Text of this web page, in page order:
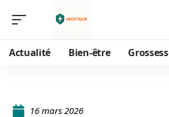
Actualité Bien-être
16 mars 2026